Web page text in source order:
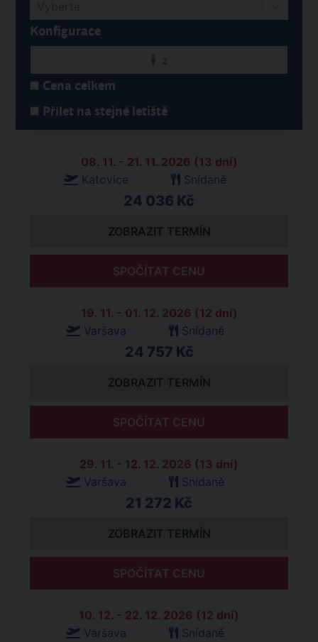
Konfigurace
Cena celkem
Přílet na stejné letiště
08. 11. - 21. 11. 2026 (13 dní)
Katovice
Snídaně
24 036 Kč
ZOBRAZIT TERMÍN
SPOČÍTAT CENU
19. 11. - 01. 12. 2026 (12 dní)
Varšava
Snídaně
24 757 Kč
ZOBRAZIT TERMÍN
SPOČÍTAT CENU
29. 11. - 12. 12. 2026 (13 dní)
Varšava
Snídaně
21 272 Kč
ZOBRAZIT TERMÍN
SPOČÍTAT CENU
10. 12. - 22. 12. 2026 (12 dní)
Varšava
Snídaně